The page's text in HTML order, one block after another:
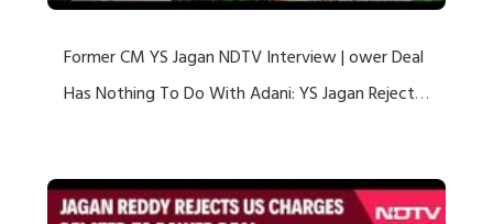
Former CM YS Jagan NDTV Interview | ower Deal
Has Nothing To Do With Adani: YS Jagan Rejects